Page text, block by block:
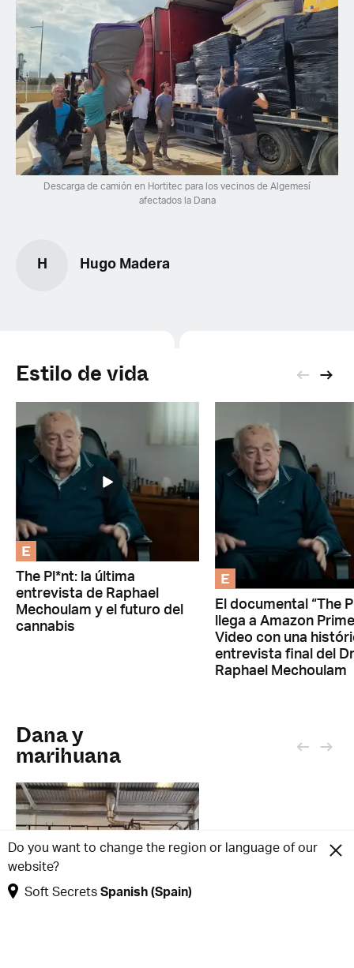
Do you want to change the region or language of our
website?
Soft Secrets Spanish (Spain)
Descarga de camión en Hortitec para los vecinos de Algemesí
afectados la Dana
H Hugo Madera
Estilo de vida
E
The Pl*nt: la última
entrevista de Raphael
Mechoulam y el futuro del
cannabis
E
El documental “The
llega a Amazon Prime
Video con una
entrevista final del
Raphael Mechoulam
Dana y
marihuana